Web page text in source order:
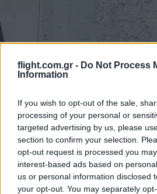
flight.com.gr - Do Not Process
Information
If you wish to opt-out of the sale,
processing of your personal or
targeted advertising by us, please
section to confirm your selection.
opt-out request is processed you
interest-based ads based on
us or personal information disclosed
your opt-out. You may separately